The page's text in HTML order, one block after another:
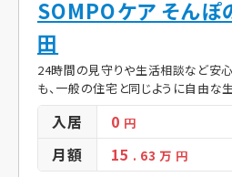
SOMPOケア そんぽ
田
24時間の見守りや生活相談など安
も、一般の住宅と同じように自由な
入居 0 円
月額 15 . 63万 円